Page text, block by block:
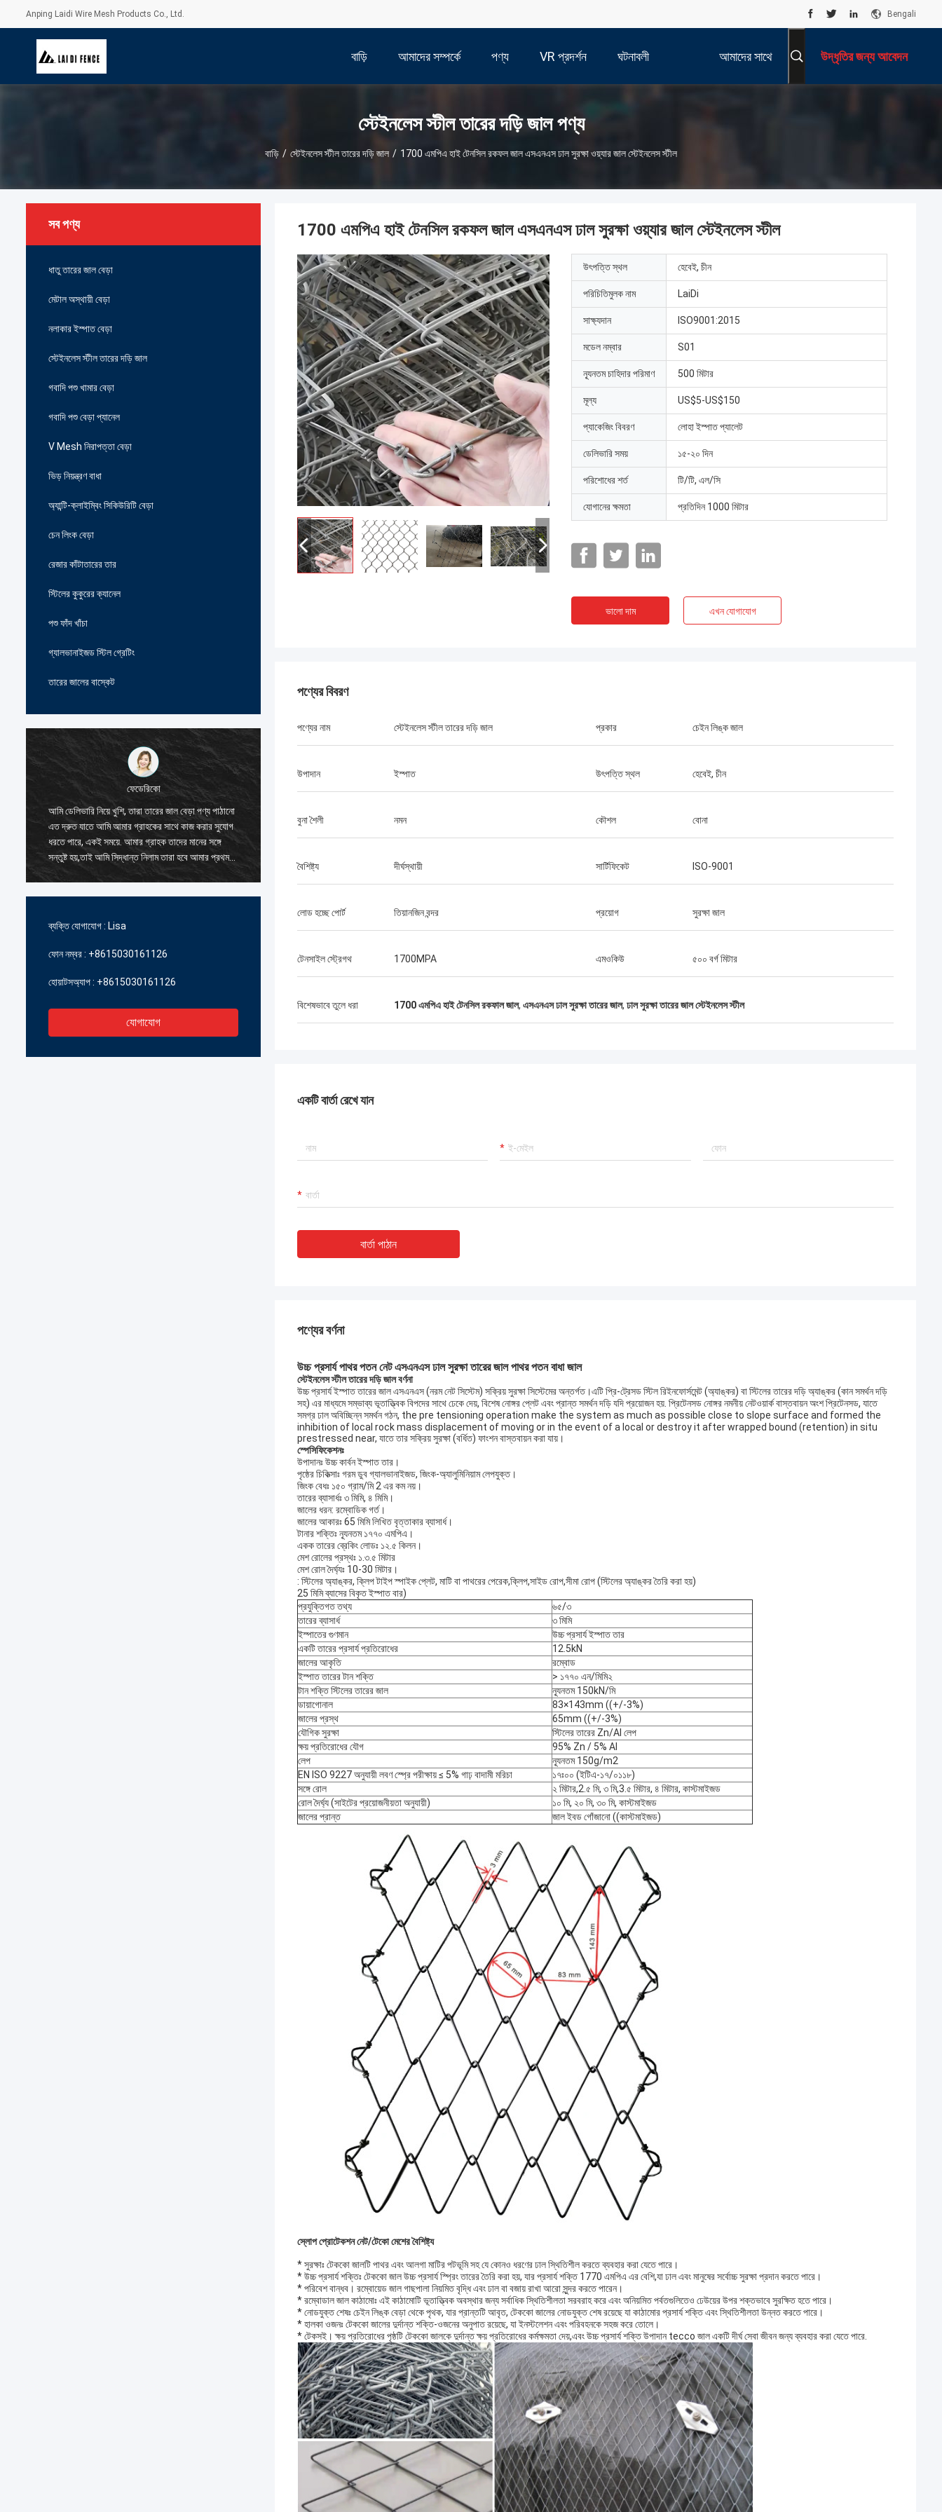
Anping Laidi Wire Mesh Products Co., Ltd. Bengali
বাড়ি আমাদের সম্পর্কে পণ্য VR প্রদর্শন ঘটনাবলী আমাদের সাথে উদ্ধৃতির জন্য আবেদন
স্টেইনলেস স্টীল তারের দড়ি জাল পণ্য
বাড়ি / স্টেইনলেস স্টীল তারের দড়ি জাল / 1700 এমপিএ হাই টেনসিল রকফল জাল এসএনএস ঢাল সুরক্ষা ওয়্যার জাল স্টেইনলেস স্টীল
সব পণ্য
ধাতু তারের জাল বেড়া
মেটাল অস্থায়ী বেড়া
নলাকার ইস্পাত বেড়া
স্টেইনলেস স্টীল তারের দড়ি জাল
গবাদি পশু খামার বেড়া
গবাদি পশু বেড়া প্যানেল
V Mesh নিরাপত্তা বেড়া
ভিড় নিয়ন্ত্রণ বাধা
অ্যান্টি-ক্লাইম্বিং সিকিউরিটি বেড়া
চেন লিংক বেড়া
রেজার কাঁটাতারের তার
স্টিলের কুকুরের ক্যানেল
পশু ফাঁদ খাঁচা
গ্যালভানাইজড স্টিল গ্রেটিং
তারের জালের বাস্কেট
ফেডেরিকো
আমি ডেলিভারি নিয়ে খুশি, তারা তারের জাল বেড়া পণ্য পাঠানো
এত দ্রুত যাতে আমি আমার গ্রাহকের সাথে কাজ করার সুযোগ
ধরতে পারে, একই সময়ে. আমার গ্রাহক তাদের মানের সঙ্গে
সন্তুষ্ট হয়,তাই আমি সিদ্ধান্ত নিলাম তারা হবে আমার প্রথম
সরবরাহকারী জন্য তারের জাল বেড়া পণ্য.
এবং সদয়, তারা আমাকে পণ্য সম্পর্কে অনেক ধারণা পরামর্শ, তাই
আমি তাদের সাথে কাজ করার সিদ্ধান্ত নিয়েছে। এমনকি প্রথম
প্রতিযোগিতামূলক এবং আমি গুণমান নিয়েও সন্তুষ্ট, খুব
নির্ভরযোগ্য নির্মাতা।
শুরু থেকে, আপনি আমাকে পণ্য সম্পর্কে আরো জানতে সাহায্য,
আমি ভবিষ্যতে বিশ্বাস করি। আমরা বাজারে জয় করতে
ব্যক্তি যোগাযোগ : Lisa
ফোন নম্বর : +8615030161126
হোয়াটসঅ্যাপ : +8615030161126
যোগাযোগ
1700 এমপিএ হাই টেনসিল রকফল জাল এসএনএস ঢাল সুরক্ষা ওয়্যার জাল স্টেইনলেস স্টীল
উৎপত্তি স্থল হেবেই, চীন
পরিচিতিমুলক নাম LaiDi
সাক্ষ্যদান ISO9001:2015
মডেল নম্বার S01
ন্যূনতম চাহিদার পরিমাণ 500 মিটার
মূল্য US$5-US$150
প্যাকেজিং বিবরণ লোহা ইস্পাত প্যালেট
ডেলিভারি সময় ১৫-২০ দিন
পরিশোধের শর্ত টি/টি, এল/সি
যোগানের ক্ষমতা প্রতিদিন 1000 মিটার
ভালো দাম এখন যোগাযোগ
পণ্যের বিবরণ
পণ্যের নাম স্টেইনলেস স্টীল তারের দড়ি জাল প্রকার চেইন লিঙ্ক জাল
উপাদান ইস্পাত উৎপত্তি স্থল হেবেই, চীন
বুনা শৈলী নমন কৌশল বোনা
বৈশিষ্ট্য দীর্ঘস্থায়ী সার্টিফিকেট ISO-9001
লোড হচ্ছে পোর্ট তিয়ানজিন বন্দর প্রয়োগ সুরক্ষা জাল
টেনসাইল স্ট্রেগথ 1700MPA এমওকিউ ৫০০ বর্গ মিটার
বিশেষভাবে তুলে ধরা 1700 এমপিএ হাই টেনসিল রকফাল জাল, এসএনএস ঢাল সুরক্ষা তারের জাল, ঢাল সুরক্ষা তারের জাল স্টেইনলেস স্টীল
একটি বার্তা রেখে যান
বার্তা পাঠান
পণ্যের বর্ণনা
উচ্চ প্রসার্য পাথর পতন নেট এসএনএস ঢাল সুরক্ষা তারের জাল পাথর পতন বাধা জাল
স্টেইনলেস স্টীল তারের দড়ি জাল বর্ণনা
উচ্চ প্রসার্য ইস্পাত তারের জাল এসএনএস (নরম নেট সিস্টেম) সক্রিয় সুরক্ষা সিস্টেমের অন্তর্গত।এটি প্রি-ট্রেসড স্টিল রিইনফোর্সমেন্ট (অ্যাঙ্কর) বা স্টিলের তারের দড়ি অ্যাঙ্কর (কান সমর্থন দড়ি
সহ) এর মাধ্যমে সম্ভাব্য ভূতাত্ত্বিক বিপদের সাথে ঢেকে দেয়, বিশেষ নোঙ্গর প্লেট এবং প্রান্ত সমর্থন দড়ি যদি প্রয়োজন হয়. প্রিটেনসড নোঙ্গর নমনীয় নেটওয়ার্ক বাস্তবায়ন অংশ প্রিটেনসড, যাতে
সমগ্র ঢাল অবিচ্ছিন্ন সমর্থন গঠন, the pre tensioning operation make the system as much as possible close to slope surface and formed the
inhibition of local rock mass displacement of moving or in the event of a local or destroy it after wrapped bound (retention) in situ
prestressed near, যাতে তার সক্রিয় সুরক্ষা (বর্ধিত) ফাংশন বাস্তবায়ন করা যায়।
স্পেসিফিকেশনঃ
উপাদানঃ উচ্চ কার্বন ইস্পাত তার।
পৃষ্ঠের চিকিত্সাঃ গরম ডুব গ্যালভানাইজড, জিংক-অ্যালুমিনিয়াম লেপযুক্ত।
জিংক বেধঃ ১৫০ গ্রাম/মি 2 এর কম নয়।
তারের ব্যাসার্ধঃ ৩ মিমি, ৪ মিমি।
জালের ধরন: রম্বোডিক গর্ত।
জালের আকারঃ 65 মিমি লিখিত বৃত্তাকার ব্যাসার্ধ।
টানার শক্তিঃ ন্যূনতম ১৭৭০ এমপিএ।
একক তারের ব্রেকিং লোডঃ ১২.৫ কিলন।
মেশ রোলের প্রস্থঃ ১.৩.৫ মিটার
মেশ রোল দৈর্ঘ্যঃ 10-30 মিটার।
: স্টিলের অ্যাঙ্কর, ক্লিপ টাইপ স্পাইক প্লেট, মাটি বা পাথরের পেরেক,ক্লিপ,সাইড রোপ,সীমা রোপ (স্টিলের অ্যাঙ্কর তৈরি করা হয়)
25 মিমি ব্যাসের বিকৃত ইস্পাত বার)
প্রযুক্তিগত তথ্য
৬৫/৩
তারের ব্যাসার্ধ
৩ মিমি
ইস্পাতের গুণমান
উচ্চ প্রসার্য ইস্পাত তার
একটি তারের প্রসার্য প্রতিরোধের
12.5kN
জালের আকৃতি
রম্বোড
ইস্পাত তারের টান শক্তি
> ১৭৭০ এন/মিমি২
টান শক্তি স্টিলের তারের জাল
ন্যূনতম 150kN/মি
ডায়াগোনাল
83×143mm ((+/-3%)
জালের প্রস্থ
65mm ((+/-3%)
যৌগিক সুরক্ষা
স্টিলের তারের Zn/AI লেপ
ক্ষয় প্রতিরোধের যৌগ
95% Zn / 5% AI
লেপ
ন্যূনতম 150g/m2
EN ISO 9227 অনুযায়ী লবণ স্প্রে পরীক্ষায় ≤ 5% গাঢ় বাদামী মরিচা
১৭ঃ০০ (ইটিএ-১৭/০১১৮)
সঙ্গে রোল
২ মিটার,2.৫ মি, ৩ মি,3.৫ মিটার, ৪ মিটার, কাস্টমাইজড
রোল দৈর্ঘ্য (সাইটের প্রয়োজনীয়তা অনুযায়ী)
১০ মি, ২০ মি, ৩০ মি, কাস্টমাইজড
জালের প্রান্ত
জাল ইবড গোঁজানো ((কাস্টমাইজড)
স্লোপ প্রোটেকশন নেট/টেকো মেশের বৈশিষ্ট্য
* সুরক্ষাঃ টেককো জালটি পাথর এবং আলগা মাটির পটভূমি সহ যে কোনও ধরণের ঢাল স্থিতিশীল করতে ব্যবহার করা যেতে পারে।
* উচ্চ প্রসার্য শক্তিঃ টেককো জাল উচ্চ প্রসার্য স্প্রিং তারের তৈরি করা হয়, যার প্রসার্য শক্তি 1770 এমপিএ এর বেশি,যা ঢাল এবং মানুষের সর্বোচ্চ সুরক্ষা প্রদান করতে পারে।
* পরিবেশ বান্ধব। রম্বোয়েড জাল গাছপালা নিয়মিত বৃদ্ধি এবং ঢাল বা বজায় রাখা আরো সুন্দর করতে পারেন।
* রম্বোডাল জাল কাঠামোঃ এই কাঠামোটি ভূতাত্ত্বিক অবস্থার জন্য সর্বাধিক স্থিতিশীলতা সরবরাহ করে এবং অনিয়মিত পর্বতগুলিতেও ঢেউয়ের উপর শক্তভাবে সুরক্ষিত হতে পারে।
* নোডযুক্ত শেষঃ চেইন লিঙ্ক বেড়া থেকে পৃথক, যার প্রান্তটি আবৃত, টেককো জালের নোডযুক্ত শেষ রয়েছে যা কাঠামোর প্রসার্য শক্তি এবং স্থিতিশীলতা উন্নত করতে পারে।
* হালকা ওজনঃ টেককো জালের দুর্দান্ত শক্তি-ওজনের অনুপাত রয়েছে, যা ইনস্টলেশন এবং পরিবহনকে সহজ করে তোলে।
* টেকসই। ক্ষয় প্রতিরোধের পৃষ্ঠটি টেককো জালকে দুর্দান্ত ক্ষয় প্রতিরোধের কর্মক্ষমতা দেয়,এবং উচ্চ প্রসার্য শক্তি উপাদান tecco জাল একটি দীর্ঘ সেবা জীবন জন্য ব্যবহার করা যেতে পারে.